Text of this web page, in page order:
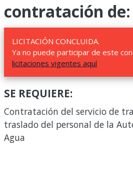
contratación
LICITACIÓN CONCLUIDA.
Ya no puede participar de este
licitaciones vigentes aquí
SE REQUIERE:
Contratación del servicio de
traslado del personal de la
Agua